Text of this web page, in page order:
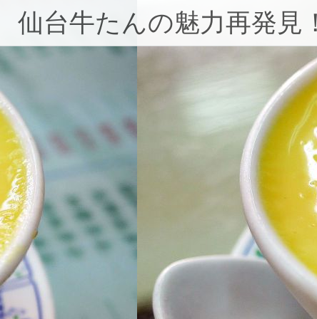
テ
ン
ツ
へ
ス
キ
ッ
プ
仙台牛たんの魅力再発見